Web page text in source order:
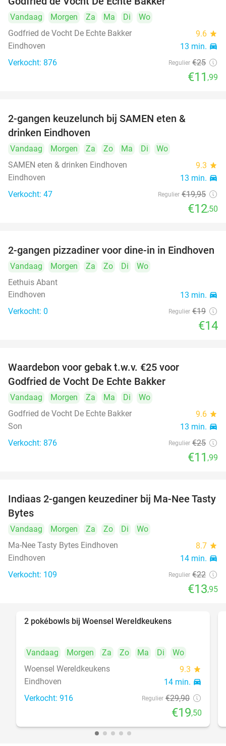
Vandaag Morgen Za Ma Di
Wo
Godfried de Vocht De Echte Bakker
9.6 star
Eindhoven 13 min. directions_car
Verkocht: 876 Regulier €25
€11 ,99
2-gangen keuzelunch bij SAMEN eten &
drinken Eindhoven
Vandaag Morgen Za Zo Ma Di
Wo
SAMEN eten & drinken Eindhoven
9.3 star
Eindhoven 13 min. directions_car
Verkocht: 47 Regulier €19,95
€12,50
26%
2-gangen pizzadiner voor dine-in in Eindhoven
Vandaag Morgen Za Zo Di
Wo
Eethuis Abant
Eindhoven
13 min. directions_car
Verkocht: 0 Regulier €19
€14
Waardebon voor gebak t.w.v. €25 voor
Godfried de Vocht De Echte Bakker
Vandaag Morgen Za Ma Di
Wo
Godfried de Vocht De Echte Bakker
9.6 star
Son 13 min. directions_car
Verkocht: 876 Regulier €25
€11 ,99
37%
Indiaas 2-gangen keuzediner bij Ma-Nee Tasty
Bytes
Vandaag Morgen Za Zo Di
Wo
Ma-Nee Tasty Bytes Eindhoven
8.7 star
Eindhoven 14 min. directions_car
Verkocht: 109 Regulier €22
€13,95
2 pokébowls bij Woensel Wereldkeukens
Vandaag Morgen Za Zo Ma Di
Wo
Woensel Wereldkeukens
9.3 star
Eindhoven 14 min. directions_car
Verkocht: 916 Regulier €29,90
€19,50